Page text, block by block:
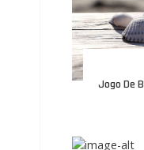
Jogo De